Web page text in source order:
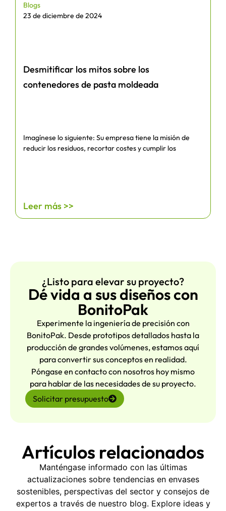
Blogs
23 de diciembre de 2024
Desmitificar los mitos sobre los
contenedores de pasta moldeada
Imagínese lo siguiente: Su empresa tiene la misión de
reducir los residuos, recortar costes y cumplir los
Leer más >>
¿Listo para elevar su proyecto?
Dé vida a sus diseños con
BonitoPak
Experimente la ingeniería de precisión con
BonitoPak. Desde prototipos detallados hasta la
producción de grandes volúmenes, estamos aquí
para convertir sus conceptos en realidad.
Póngase en contacto con nosotros hoy mismo
para hablar de las necesidades de su proyecto.
Solicitar presupuesto
Artículos relacionados
Manténgase informado con las últimas
actualizaciones sobre tendencias en envases
sostenibles, perspectivas del sector y consejos de
expertos a través de nuestro blog. Explore ideas y